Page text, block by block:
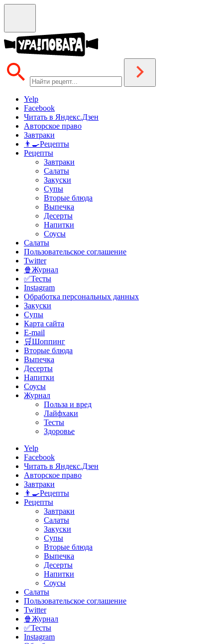
Yelp
Facebook
Читать в Яндекс.Дзен
Авторское право
Завтраки
👨‍🍳Рецепты
Рецепты
Завтраки
Салаты
Закуски
Супы
Вторые блюда
Выпечка
Десерты
Напитки
Соусы
Салаты
Пользовательское соглашение
Twitter
🍿Журнал
✅Тесты
Instagram
Обработка персональных данных
Закуски
Супы
Карта сайта
E-mail
🛒Шоппинг
Вторые блюда
Выпечка
Десерты
Напитки
Соусы
Журнал
Польза и вред
Лайфхаки
Тесты
Здоровье
Yelp
Facebook
Читать в Яндекс.Дзен
Авторское право
Завтраки
👨‍🍳Рецепты
Рецепты
Завтраки
Салаты
Закуски
Супы
Вторые блюда
Выпечка
Десерты
Напитки
Соусы
Салаты
Пользовательское соглашение
Twitter
🍿Журнал
✅Тесты
Instagram